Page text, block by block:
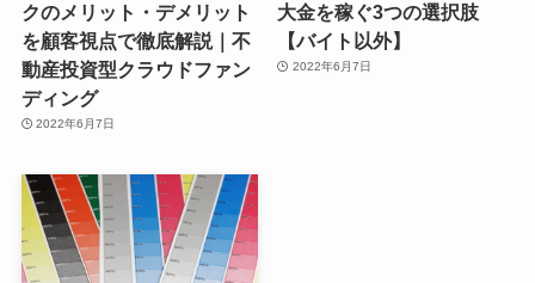
クのメリット・デメリット
を顧客視点で徹底解説｜不
動産投資型クラウドファン
ディング
2022年6月7日
大金を稼ぐ3つの選択肢
【バイト以外】
2022年6月7日